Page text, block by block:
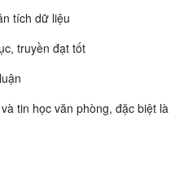
tích dữ liệu
truyền đạt tốt
tin học văn phòng, đặc biệt là